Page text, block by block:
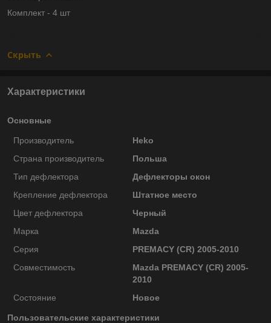
Комплект - 4 шт
Скрыть
Характеристики
Основные
Производитель
Heko
Страна производитель
Польша
Тип дефлектора
Дефлекторы окон
Крепление дефлектора
Штатное место
Цвет дефлектора
Черный
Марка
Mazda
Серия
PREMACY (CR) 2005-2010
Совместимость
Mazda PREMACY (CR) 2005-
2010
Состояние
Новое
Пользовательские характеристики